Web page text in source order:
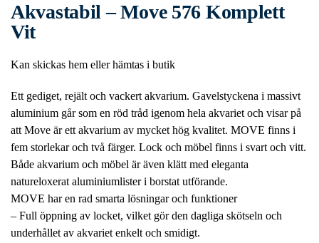
Akvastabil – Move 576 Komplett
Vit
Kan skickas hem eller hämtas i butik
Ett gediget, rejält och vackert akvarium. Gavelstyckena i massivt
aluminium går som en röd tråd igenom hela akvariet och visar på
att Move är ett akvarium av mycket hög kvalitet. MOVE finns i
fem storlekar och två färger. Lock och möbel finns i svart och vitt.
Både akvarium och möbel är även klätt med eleganta
natureloxerat aluminiumlister i borstat utförande.
MOVE har en rad smarta lösningar och funktioner
– Full öppning av locket, vilket gör den dagliga skötseln och
underhållet av akvariet enkelt och smidigt.